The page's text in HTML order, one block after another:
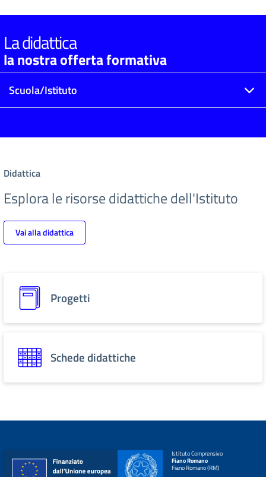
La didattica
la nostra offerta formativa
Scuola/Istituto
Didattica
Esplora le risorse didattiche dell'Istituto
Vai alla didattica
Progetti
Schede didattiche
Istituto Comprensivo
Fiano Romano
Fiano Romano (RM)